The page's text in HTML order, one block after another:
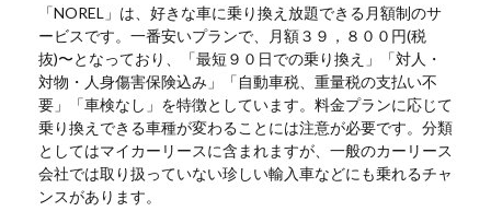
「NOREL」は、好きな車に乗り換え放題できる月額制のサ
ービスです。一番安いプランで、月額３９，８００円(税
抜)〜となっており、「最短９０日での乗り換え」「対人・
対物・人身傷害保険込み」「自動車税、重量税の支払い不
要」「車検なし」を特徴としています。料金プランに応じて
乗り換えできる車種が変わることには注意が必要です。分類
としてはマイカーリースに含まれますが、一般のカーリース
会社では取り扱っていない珍しい輸入車などにも乗れるチャ
ンスがあります。